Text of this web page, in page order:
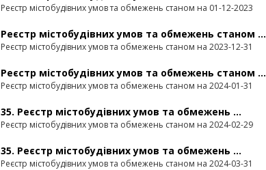
Реєстр містобудівних умов та обмежень станом на 01-12-2023
Реєстр містобудівних умов та обмежень станом ...
Реєстр містобудівних умов та обмежень станом на 2023-12-31
Реєстр містобудівних умов та обмежень станом ...
Реєстр містобудівних умов та обмежень станом на 2024-01-31
35. Реєстр містобудівних умов та обмежень ...
Реєстр містобудівних умов та обмежень станом на 2024-02-29
35. Реєстр містобудівних умов та обмежень ...
Реєстр містобудівних умов та обмежень станом на 2024-03-31